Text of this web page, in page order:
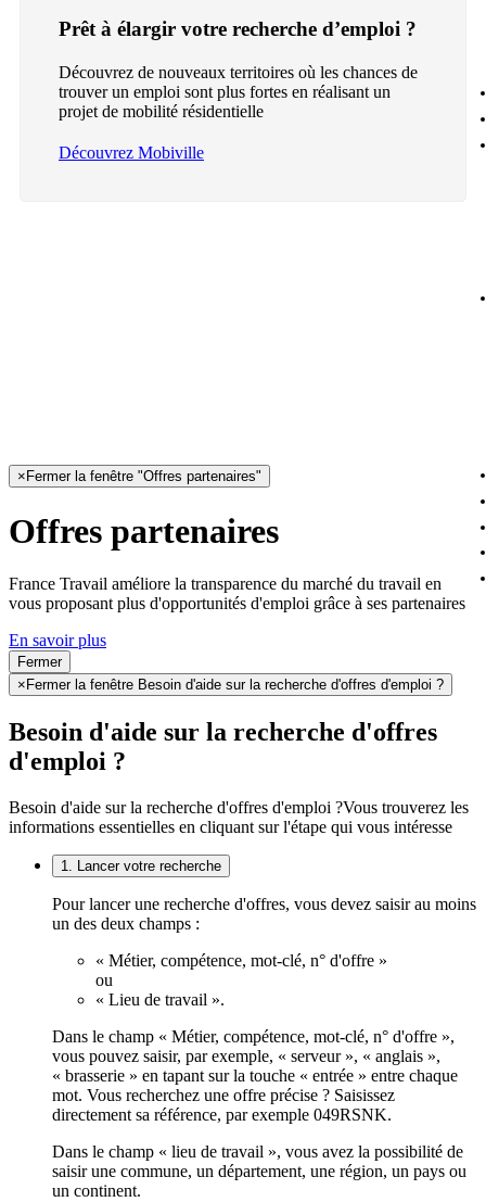
Prêt à élargir votre recherche d’emploi ?
Découvrez de nouveaux territoires où les chances de
trouver un emploi sont plus fortes en réalisant un
projet de mobilité résidentielle
Découvrez Mobiville
× Fermer la fenêtre "Offres partenaires"
Offres partenaires
France Travail améliore la transparence du marché du travail en
vous proposant plus d'opportunités d'emploi grâce à ses partenaires
En savoir plus
Fermer
× Fermer la fenêtre Besoin d'aide sur la recherche d'offres d'emploi ?
Besoin d'aide sur la recherche d'offres
d'emploi ?
Besoin d'aide sur la recherche d'offres d'emploi ?Vous trouverez les
informations essentielles en cliquant sur l'étape qui vous intéresse
1. Lancer votre recherche
Pour lancer une recherche d'offres, vous devez saisir au moins
un des deux champs :
« Métier, compétence, mot-clé, n° d'offre »
ou
« Lieu de travail ».
Dans le champ « Métier, compétence, mot-clé, n° d'offre »,
vous pouvez saisir, par exemple, « serveur », « anglais »,
« brasserie » en tapant sur la touche « entrée » entre chaque
mot. Vous recherchez une offre précise ? Saisissez
directement sa référence, par exemple 049RSNK.
Dans le champ « lieu de travail », vous avez la possibilité de
saisir une commune, un département, une région, un pays ou
un continent.